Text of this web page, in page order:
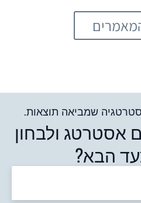
שמביאה תוצאות.
אסטרטג ולבחון
הבא?